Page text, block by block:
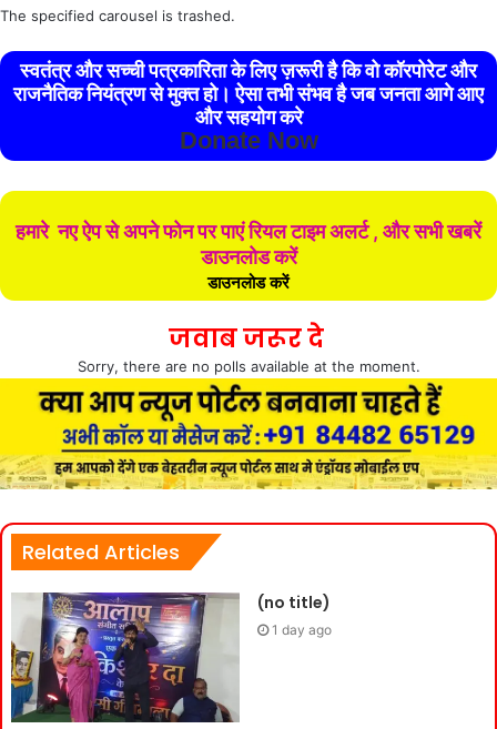
The specified carousel is trashed.
स्वतंत्र और सच्ची पत्रकारिता के लिए ज़रूरी है कि वो कॉरपोरेट और
राजनैतिक नियंत्रण से मुक्त हो। ऐसा तभी संभव है जब जनता आगे आए
और सहयोग करे
Donate Now
हमारे नए ऐप से अपने फोन पर पाएं रियल टाइम अलर्ट , और सभी खबरें
डाउनलोड करें
डाउनलोड करें
जवाब जरूर दे
Sorry, there are no polls available at the moment.
Related Articles
(no title)
1 day ago